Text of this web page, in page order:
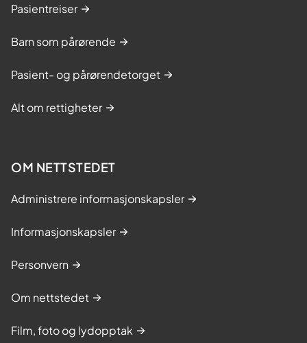
Pasientreiser
Barn som pårørende
Pasient- og pårørendetorget
Alt om rettigheter
OM NETTSTEDET
Administrere informasjonskapsler
Informasjonskapsler
Personvern
Om nettstedet
Film, foto og lydopptak